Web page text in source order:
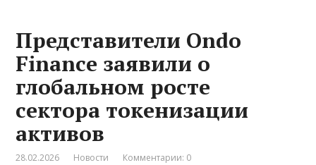
Представители Ondo
Finance заявили о
глобальном росте
сектора токенизации
активов
28.02.2026 Новости Комментарии: 0